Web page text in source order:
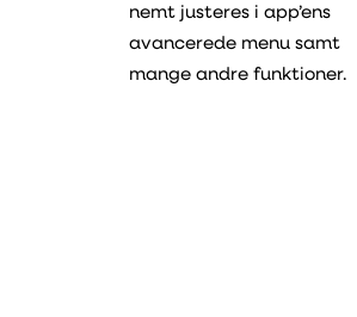
nemt justeres i app’ens
avancerede menu samt
mange andre funktioner.